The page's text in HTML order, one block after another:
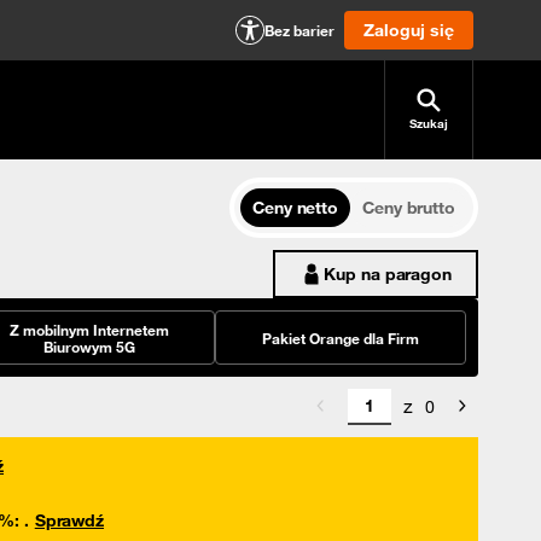
Bez barier Zaloguj się
Szukaj
Ceny netto
Ceny brutto
Kup na paragon
Z mobilnym Internetem
Biurowym 5G
Pakiet Orange dla Firm
z 0
: . Sprawdź